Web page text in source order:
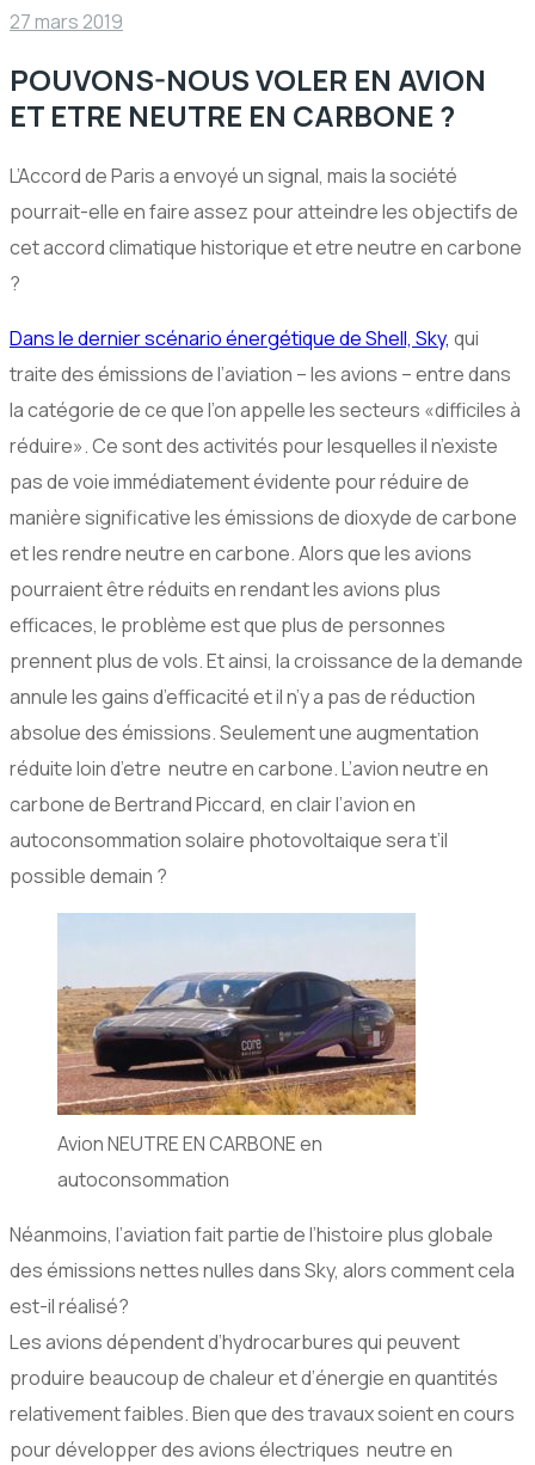
27 mars 2019
POUVONS-NOUS VOLER EN AVION
ET ETRE NEUTRE EN CARBONE ?
L’Accord de Paris a envoyé un signal, mais la société
pourrait-elle en faire assez pour atteindre les objectifs de
cet accord climatique historique et etre neutre en carbone
?
Dans le dernier scénario énergétique de Shell, Sky, qui
traite des émissions de l’aviation – les avions – entre dans
la catégorie de ce que l’on appelle les secteurs «difficiles à
réduire». Ce sont des activités pour lesquelles il n’existe
pas de voie immédiatement évidente pour réduire de
manière significative les émissions de dioxyde de carbone
et les rendre neutre en carbone. Alors que les avions
pourraient être réduits en rendant les avions plus
efficaces, le problème est que plus de personnes
prennent plus de vols. Et ainsi, la croissance de la demande
annule les gains d’efficacité et il n’y a pas de réduction
absolue des émissions. Seulement une augmentation
réduite loin d’etre neutre en carbone. L’avion neutre en
carbone de Bertrand Piccard, en clair l’avion en
autoconsommation solaire photovoltaique sera t’il
possible demain ?
Avion NEUTRE EN CARBONE en
autoconsommation
Néanmoins, l’aviation fait partie de l’histoire plus globale
des émissions nettes nulles dans Sky, alors comment cela
est-il réalisé?
Les avions dépendent d’hydrocarbures qui peuvent
produire beaucoup de chaleur et d’énergie en quantités
relativement faibles. Bien que des travaux soient en cours
pour développer des avions électriques neutre en